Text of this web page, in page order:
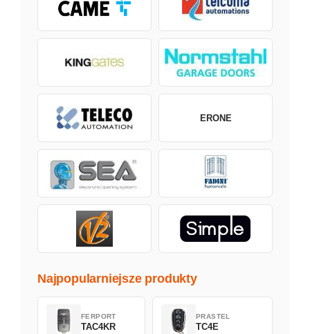
ERONE
Najpopularniejsze produkty
FERPORT
TAC4KR
PRASTEL
TC4E